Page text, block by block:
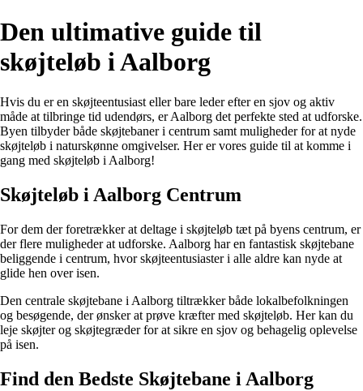
Den ultimative guide til
skøjteløb i Aalborg
Hvis du er en skøjteentusiast eller bare leder efter en sjov og aktiv
måde at tilbringe tid udendørs, er Aalborg det perfekte sted at udforske.
Byen tilbyder både skøjtebaner i centrum samt muligheder for at nyde
skøjteløb i naturskønne omgivelser. Her er vores guide til at komme i
gang med skøjteløb i Aalborg!
Skøjteløb i Aalborg Centrum
For dem der foretrækker at deltage i skøjteløb tæt på byens centrum, er
der flere muligheder at udforske. Aalborg har en fantastisk skøjtebane
beliggende i centrum, hvor skøjteentusiaster i alle aldre kan nyde at
glide hen over isen.
Den centrale skøjtebane i Aalborg tiltrækker både lokalbefolkningen
og besøgende, der ønsker at prøve kræfter med skøjteløb. Her kan du
leje skøjter og skøjtegræder for at sikre en sjov og behagelig oplevelse
på isen.
Find den Bedste Skøjtebane i Aalborg